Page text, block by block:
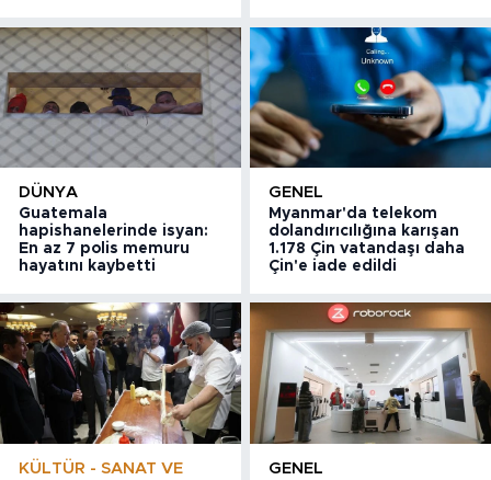
DÜNYA
Guatemala
hapishanelerinde isyan:
En az 7 polis memuru
hayatını kaybetti
GENEL
Myanmar'da telekom
dolandırıcılığına karışan
1.178 Çin vatandaşı daha
Çin'e iade edildi
KÜLTÜR - SANAT VE
GENEL